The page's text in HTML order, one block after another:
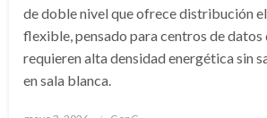
de doble nivel que ofrece distribución
flexible, pensado para centros de datos
requieren alta densidad energética sin
en sala blanca.
Publicado